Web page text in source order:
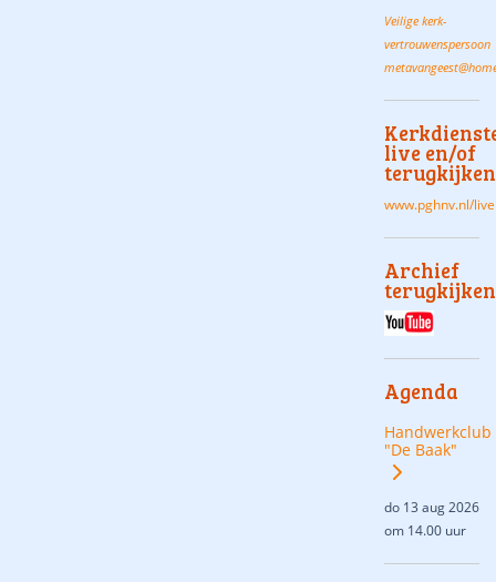
Veilige kerk-
vertrouwenspersoon
live en/of
terugkijken
www.pghnv.nl/live
Archief
terugkijken
Agenda
Handwerkclub
"De Baak"
do 13 aug 2026
om 14.00 uur